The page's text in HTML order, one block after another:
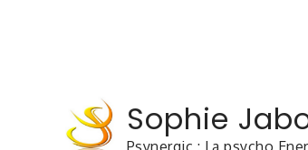
Sophie
Psynergic : La psycho